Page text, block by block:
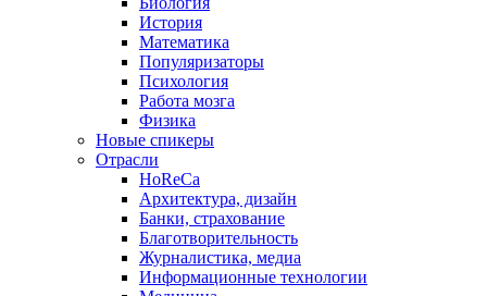
История
Математика
Популяризаторы
Психология
Работа мозга
Физика
Новые спикеры
Отрасли
HoReCa
Архитектура, дизайн
Банки, страхование
Благотворительность
Журналистика, медиа
Информационные технологии